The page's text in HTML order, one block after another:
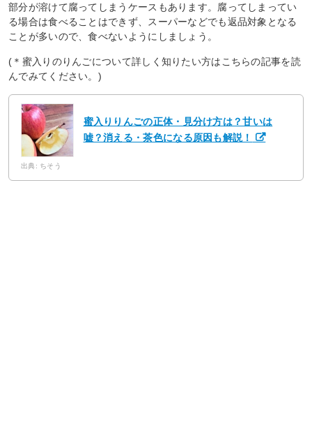
部分が溶けて腐ってしまうケースもあります。腐ってしまってい
る場合は食べることはできず、スーパーなどでも返品対象となる
ことが多いので、食べないようにしましょう。
(＊蜜入りのりんごについて詳しく知りたい方はこちらの記事を読
んでみてください。)
蜜入りりんごの正体・見分け方は？甘いは
嘘？消える・茶色になる原因も解説！
出典: ちそう